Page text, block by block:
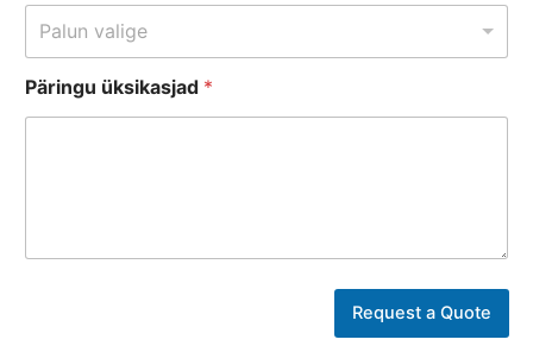
Palun valige
Päringu üksikasjad *
Request a Quote